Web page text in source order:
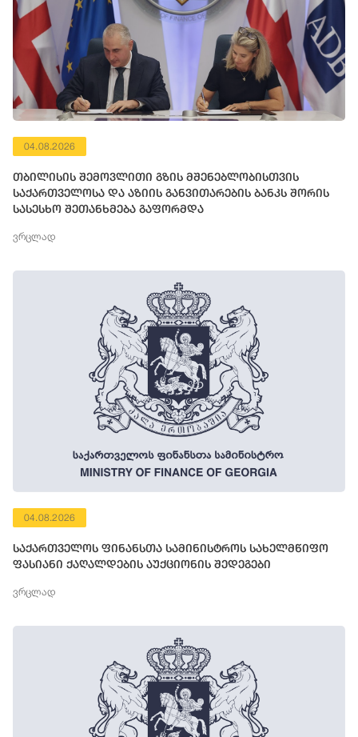
04.08.2026
თბილისის შემოვლითი გზის მშენებლობისთვის
საქართველოსა და აზიის განვითარების ბანკს შორის
სასესხო შეთანხმება გაფორმდა
ვრცლად
04.08.2026
საქართველოს ფინანსთა სამინისტროს სახელმწიფო
ფასიანი ქაღალდების აუქციონის შედეგები
ვრცლად